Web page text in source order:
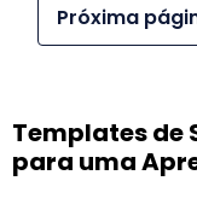
Próxima
Templates de
para uma